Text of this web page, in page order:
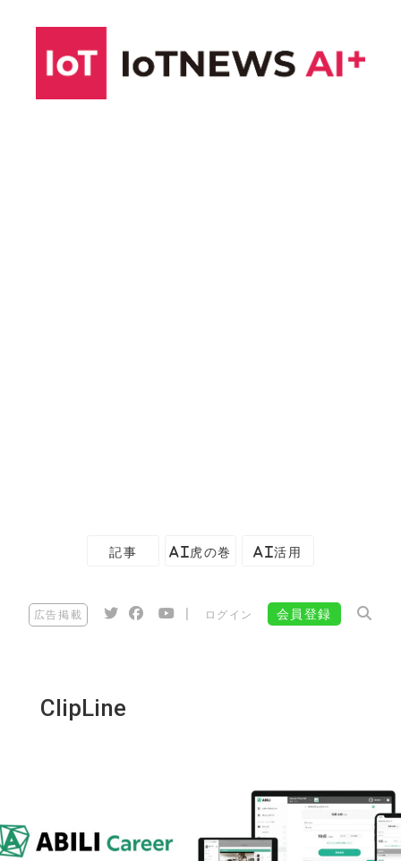
記事 AI虎の巻 AI活用
広告掲載 ログイン 会員登録
ClipLine